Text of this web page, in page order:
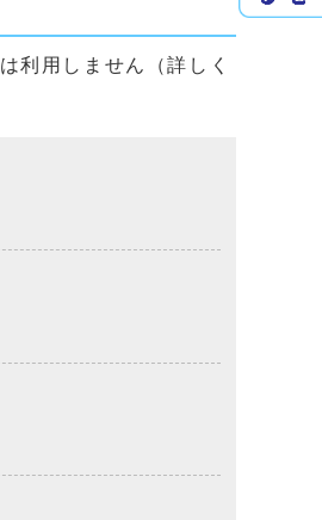
利用しません（詳しく